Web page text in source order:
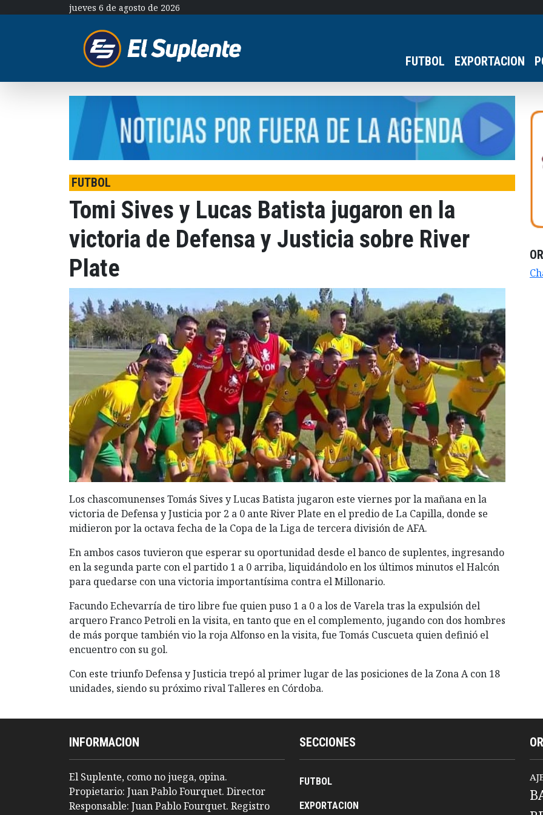
jueves 6 de agosto de 2026
FUTBOL EXPORTACION
FUTBOL
Tomi Sives y Lucas Batista jugaron en la
victoria de Defensa y Justicia sobre River
Plate
Los chascomunenses Tomás Sives y Lucas Batista jugaron este viernes por la mañana en la
victoria de Defensa y Justicia por 2 a 0 ante River Plate en el predio de La Capilla, donde se
midieron por la octava fecha de la Copa de la Liga de tercera división de AFA.
En ambos casos tuvieron que esperar su oportunidad desde el banco de suplentes, ingresando
en la segunda parte con el partido 1 a 0 arriba, liquidándolo en los últimos minutos el Halcón
para quedarse con una victoria importantísima contra el Millonario.
Facundo Echevarría de tiro libre fue quien puso 1 a 0 a los de Varela tras la expulsión del
arquero Franco Petroli en la visita, en tanto que en el complemento, jugando con dos hombres
de más porque también vio la roja Alfonso en la visita, fue Tomás Cuscueta quien definió el
encuentro con su gol.
Con este triunfo Defensa y Justicia trepó al primer lugar de las posiciones de la Zona A con 18
unidades, siendo su próximo rival Talleres en Córdoba.
INFORMACION
El Suplente, como no juega, opina.
Propietario: Juan Pablo Fourquet. Director
Responsable: Juan Pablo Fourquet. Registro
SECCIONES
FUTBOL
EXPORTACION